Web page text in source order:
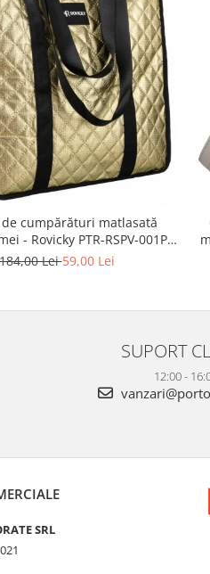
de cumpărături matlasată
- Rovicky PTR-RSPV-001P-
5277 GOLD
Lei59,00 Lei
SUPORT
12:00 -
SRL